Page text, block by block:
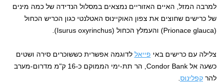
למרבה המזל, האיים האזוריים נמצאים במסלול הנדידה של כמה מינים
של כרישים שחוצים את צפון האוקיינוס ​​האטלנטי כגון הכריש הכחול
(Prionace glauca) והעמלץ הכחול (Isurus oxyrinchus).
צלילה עם כרישים באי פייאל לדוגמה אפשרית כששוכרים סירה ושטים
כשעה אל Condor Bank, הר תת-ימי הממוקם כ-16 ק"מ מדרום-מערב
להרקפלינוס.